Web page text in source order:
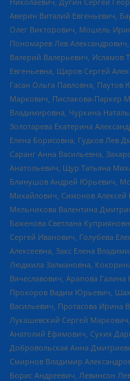
Аверин Виталий Евгеньевич,
Олег Викторович, Мошель
Пономарев Лев
Валерий Валерьевич, Исламов
Евгеньевна, Щаров Сергей
Гасан Ольга Павловна, Паутов
Маркович, Пислакова-Паркер
Владимировна, Чуркина
Золотарева Екатерина
Елена Борисовна, Гудков Лев
Саранг Анна Васильевна,
Анатольевич, Щур Татьяна
Блинушов Андрей Юрьевич,
Михайлович, Симонов Алексей
Мельникова Валентина
Баженова Светлана
Сергей Иванович, Голубева
Алексеевна, Закс Елена
Людмила Залмановна,
Вячеславович, Арапова
Прохоров Вадим Юрьевич,
Васильевич, Протасова Ирина
Лукашевский Сергей
Анатолий Ефимович, Сухих
Добровольская Анна
Смирнов Владимир
Борис Андреевич, Левинсон